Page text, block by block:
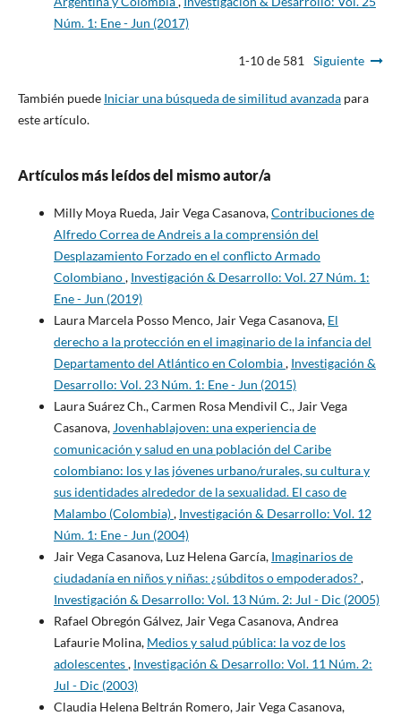
Núm. 1: Ene - Jun (2017)
1-10 de 581 Siguiente
También puede Iniciar una búsqueda de similitud avanzadapara
este artículo.
Artículos más leídos del mismo autor/a
Milly Moya Rueda, Jair Vega Casanova,Contribuciones de
Alfredo Correa de Andreis a la comprensión del
Desplazamiento Forzado en el conflicto Armado
Colombiano, Investigación & Desarrollo: Vol. 27 Núm. 1:
Ene - Jun (2019)
Laura Marcela Posso Menco, Jair Vega Casanova, El
derecho a la protección en el imaginario de la infancia del
Departamento del Atlántico en Colombia, Investigación &
Desarrollo: Vol. 23 Núm. 1: Ene - Jun (2015)
Laura Suárez Ch., Carmen Rosa Mendivil C., Jair Vega
Casanova, Jovenhablajoven: una experiencia de
comunicación y salud en una población del Caribe
colombiano: los y las jóvenes urbano/rurales, su cultura y
sus identidades alrededor de la sexualidad. El caso de
Malambo (Colombia), Investigación & Desarrollo: Vol. 12
Núm. 1: Ene - Jun (2004)
Jair Vega Casanova, Luz Helena García, Imaginarios de
ciudadanía en niños y niñas: ¿súbditos o empoderados?,
Investigación & Desarrollo: Vol. 13 Núm. 2: Jul - Dic (2005)
Rafael Obregón Gálvez, Jair Vega Casanova, Andrea
Lafaurie Molina, Medios y salud pública: la voz de los
adolescentes, Investigación & Desarrollo: Vol. 11 Núm. 2:
Jul - Dic (2003)
Claudia Helena Beltrán Romero, Jair Vega Casanova,